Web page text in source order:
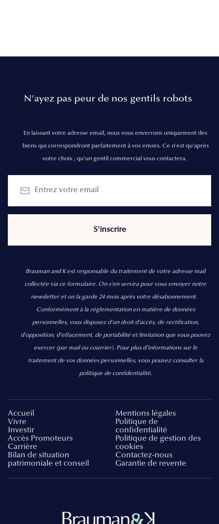
N’ayez pas peur de nos gentils robots
En laissant votre adresse email, nous vous enverrons uniquement des
biens qui correspondront parfaitement à vos envies. Ce n'est qu'après
votre choix , qu'un gentil commercial vous contactera.
Brauman and K est responsable du traitement de votre adresse mail
collectée via ce formulaire. On s’en servira pour vous envoyer notre
newsletter et on la garde 24 mois après votre désabonnement.
Conformément à la réglementation en matière de données
personnelles, vous disposez d'un droit d'accès, de rectification,
d’opposition, d’effacement, de portabilité et limitation que vous pouvez
exercer (par mail ou courrier). Pour plus d’informations sur le
traitement de vos données personnelles, vous pouvez consulter la
politique de confidentialité.
Accueil
Vivre
Investir
Accès Promoteurs
Carrière
Bilan de situation
patrimoniale et conseil
Mentions légales
Politique de
confidentialité
Politique de gestion des
cookies
Contactez-nous
Garantie de revente